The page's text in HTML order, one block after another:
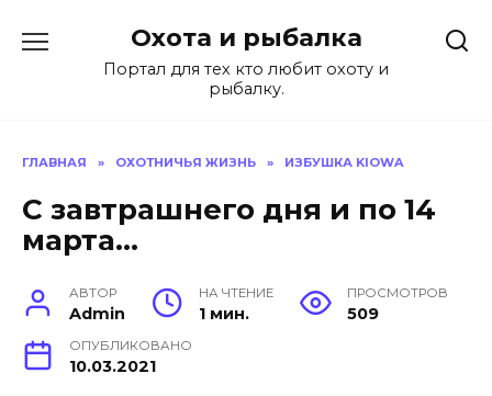
содержанию
Охота и рыбалка
Портал для тех кто любит охоту и
рыбалку.
ГЛАВНАЯ » ОХОТНИЧЬЯ ЖИЗНЬ » ИЗБУШКА KIOWA
С завтрашнего дня и по 14
марта…
АВТОР
Admin
НА ЧТЕНИЕ
1 мин.
ПРОСМОТРОВ
509
ОПУБЛИКОВАНО
10.03.2021